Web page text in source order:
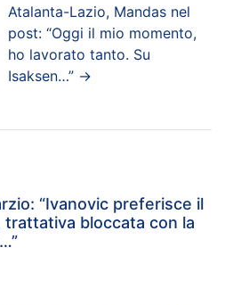
Atalanta-Lazio, Mandas nel
post: “Oggi il mio momento,
ho lavorato tanto. Su
Isaksen…” →
“Ivanovic preferisce il
trattativa bloccata con la